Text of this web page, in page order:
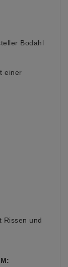
Bodahl
einer
Rissen und